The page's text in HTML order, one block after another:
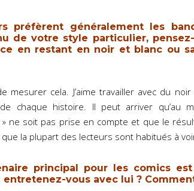
préfèrent généralement les
de votre style particulier,
en restant en noir et blanc ou
mesurer cela. J’aime travailler avec du
de chaque histoire. Il peut arriver qu’au
ne soit pas prise en compte et que le
la plupart des lecteurs sont habitués à
principal pour les comics
vous avec lui ?